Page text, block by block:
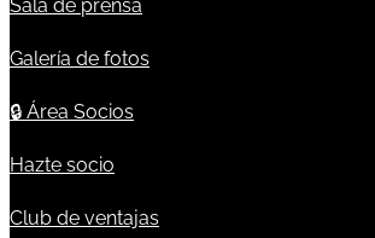
Sala de prensa
Galería de fotos
🔒 Área Socios
Hazte socio
Club de ventajas